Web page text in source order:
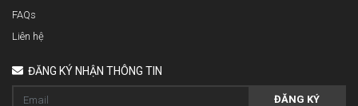
FAQs
Liên hệ
ĐĂNG KÝ NHẬN THÔNG TIN
ĐĂNG KÝ